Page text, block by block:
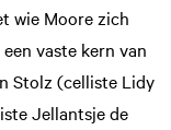
wie Moore zich
vaste kern van
Stolz (celliste Lidy
Jellantsje de